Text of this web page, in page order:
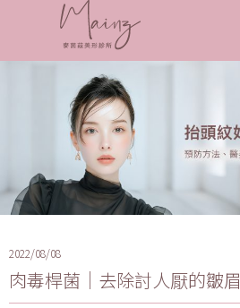
2022/08/08
肉毒桿菌｜去除討人厭的皺眉